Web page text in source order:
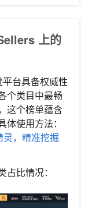
上的
台具备权威性
个类目中最畅
这个榜单蕴含
使用方法：
，精准挖掘
比情况：